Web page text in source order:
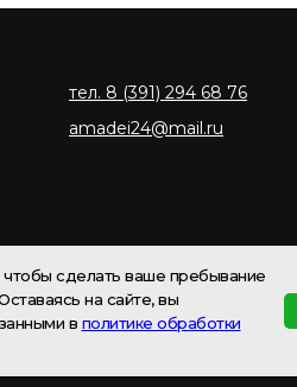
тел. 8 (391) 294 68 76
amadei24@mail.ru
сделать ваше пребывание
на сайте, вы
в политике обработки